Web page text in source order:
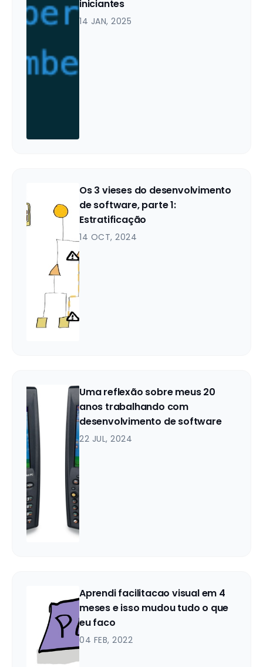
iniciantes
14 JAN, 2025
Os 3 vieses do desenvolvimento
de software, parte 1:
Estratificação
14 OCT, 2024
Uma reflexão sobre meus 20
anos trabalhando com
desenvolvimento de software
22 JUL, 2024
Aprendi facilitacao visual em 4
meses e isso mudou tudo o que
eu faco
04 FEB, 2022